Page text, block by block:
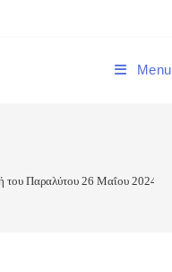
Menu
του Παραλύτου 26 Μαΐου 2024